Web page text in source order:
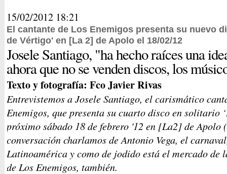
15/02/2012 18:21
El cantante de Los Enemigos presenta su nuevo
de Vértigo' en [La 2] de Apolo el 18/02/12
Josele Santiago, "ha hecho raíces una
ahora que no se venden discos, los
Texto y fotografía: Fco Javier Rivas
Entrevistemos a Josele Santiago, el carismático
Enemigos, que presenta su cuarto disco en solitario
próximo sábado 18 de febrero '12 en [La2] de Apolo
conversación charlamos de Antonio Vega, el
Latinoamérica y como de jodido está el mercado de
de Los Enemigos, también.